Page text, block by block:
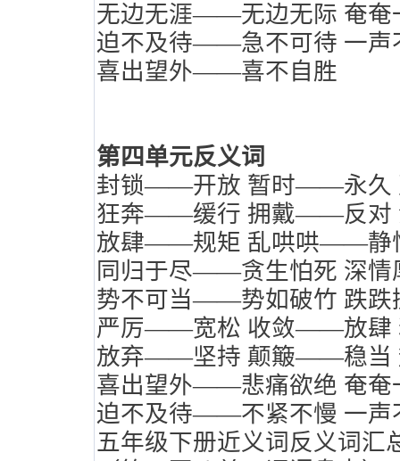
无边无涯——无边无际 奄
迫不及待——急不可待 一
喜出望外——喜不自胜
第四单元反义词
封锁——开放 暂时——永久
狂奔——缓行 拥戴——反对
放肆——规矩 乱哄哄——静
同归于尽——贪生怕死 深
势不可当——势如破竹 跌
严厉——宽松 收敛——放肆
放弃——坚持 颠簸——稳当
喜出望外——悲痛欲绝 奄
迫不及待——不紧不慢 一
五年级下册近义词反义词汇